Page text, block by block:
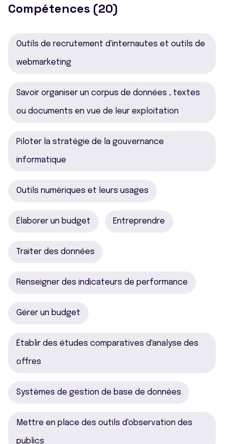
Compétences (20)
Outils de recrutement d'internautes et outils de
webmarketing
Savoir organiser un corpus de données , textes
ou documents en vue de leur exploitation
Piloter la stratégie de la gouvernance
informatique
Outils numériques et leurs usages
Élaborer un budget Entreprendre
Traiter des données
Renseigner des indicateurs de performance
Gérer un budget
Établir des études comparatives d'analyse des
offres
Systèmes de gestion de base de données
Mettre en place des outils d'observation des
publics